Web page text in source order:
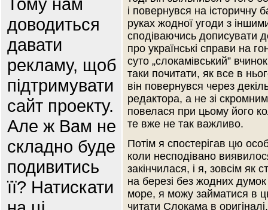
доводиться
давати
рекламу, щоб
підтримувати
сайт проекту.
Але ж Вам не
складно буде
подивитись
її? Натискати
і повернувся на історичну
руках жодної угоди з
сподіваючись дописувати
про українські справи на
суто „слокамівський”
таки почитати, як все в
він повернувся через
редактора, а не зі
повелася при цьому його
те вже не так важливо.
Потім я спостерігав цю
коли несподівано
закінчилася, і я, зовсім як
на березі без жодних
море, я можу займатися в
читати Слокама в